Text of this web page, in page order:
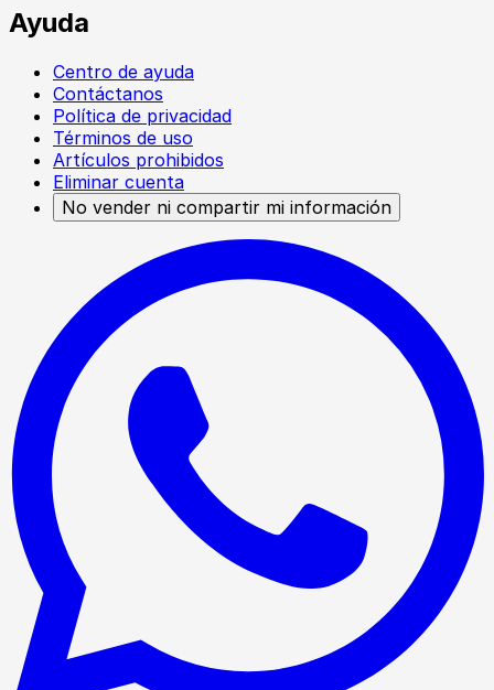
Ayuda
Centro de ayuda
Contáctanos
Política de privacidad
Términos de uso
Artículos prohibidos
Eliminar cuenta
No vender ni compartir mi información